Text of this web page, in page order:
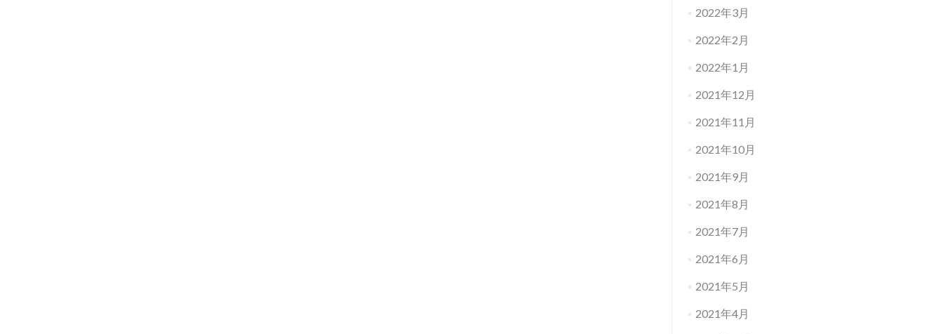
2022年3月
2022年2月
2022年1月
2021年12月
2021年11月
2021年10月
2021年9月
2021年8月
2021年7月
2021年6月
2021年5月
2021年4月